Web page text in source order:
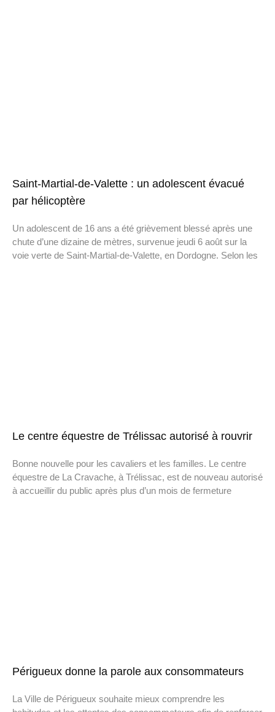
Saint-Martial-de-Valette : un adolescent évacué
par hélicoptère
Un adolescent de 16 ans a été grièvement blessé après une
chute d’une dizaine de mètres, survenue jeudi 6 août sur la
voie verte de Saint-Martial-de-Valette, en Dordogne. Selon les
Le centre équestre de Trélissac autorisé à rouvrir
Bonne nouvelle pour les cavaliers et les familles. Le centre
équestre de La Cravache, à Trélissac, est de nouveau autorisé
à accueillir du public après plus d’un mois de fermeture
Périgueux donne la parole aux consommateurs
La Ville de Périgueux souhaite mieux comprendre les